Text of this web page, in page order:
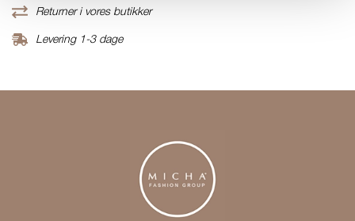
Returner i vores butikker
Levering 1-3 dage